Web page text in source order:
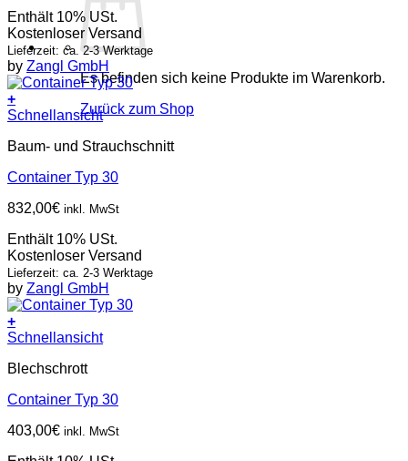
Es befinden sich keine Produkte im Warenkorb.
Zurück zum Shop
Enthält 10% USt.
Kostenloser Versand
Lieferzeit: ca. 2-3 Werktage
by Zangl GmbH
+
Schnellansicht
Baum- und Strauchschnitt
Container Typ 30
832,00€ inkl. MwSt
Enthält 10% USt.
Kostenloser Versand
Lieferzeit: ca. 2-3 Werktage
by Zangl GmbH
+
Schnellansicht
Blechschrott
Container Typ 30
403,00€ inkl. MwSt